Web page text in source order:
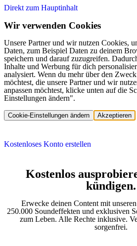
Direkt zum Hauptinhalt
Wir verwenden Cookies
Unsere Partner und wir nutzen Cookies,
Daten, zum Beispiel Daten zu deinem
speichern und darauf zuzugreifen.
Inhalte und Werbung für dich
analysiert. Wenn du mehr über den
möchtest, die unsere Partner und wir
anpassen möchtest, klicke unten auf die
Einstellungen ändern".
Cookie-Einstellungen ändern Akzeptieren
Kostenloses Konto erstellen
Kostenlos
kündigen.
Erwecke deinen Content mit
250.000 Soundeffekten und exklusiven
zum Leben. Alle Rechte inklusive.
sorgenfrei.